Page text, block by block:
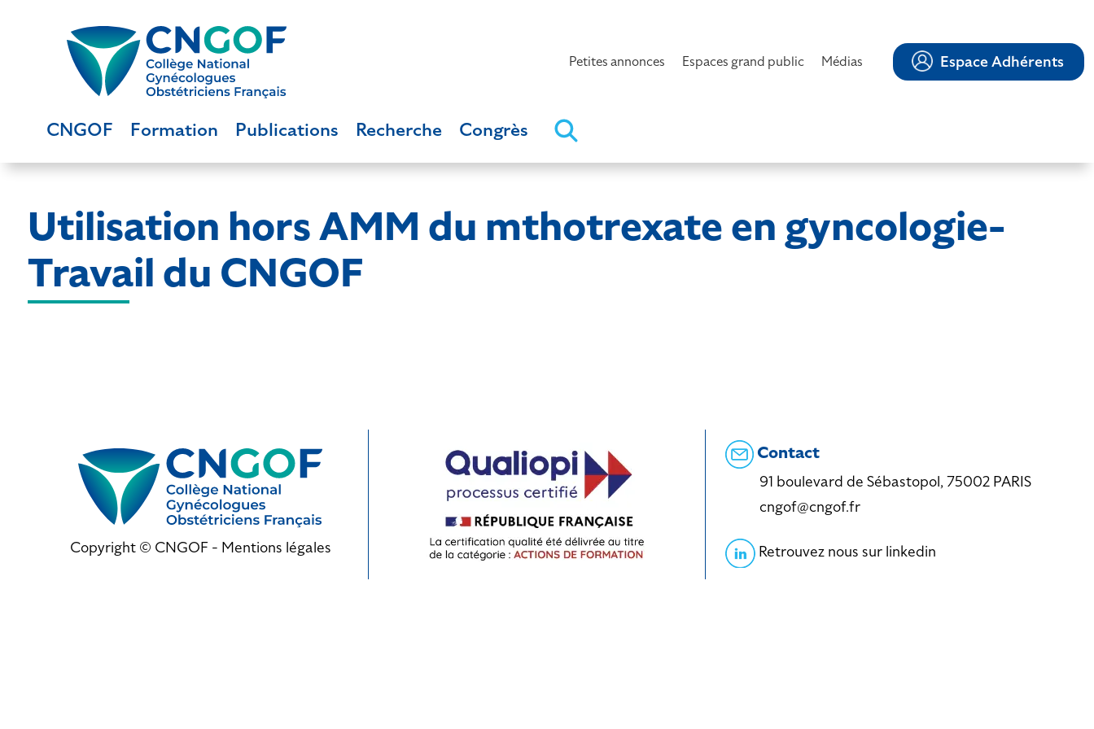
Petites annonces Espaces grand public Médias Espace Adhérents
CNGOF Formation Publications Recherche Congrès
Utilisation hors AMM du mthotrexate en gyncologie-
Travail du CNGOF
Copyright © CNGOF - Mentions légales
Contact
91 boulevard de Sébastopol, 75002 PARIS
cngof@cngof.fr
Retrouvez nous sur linkedin